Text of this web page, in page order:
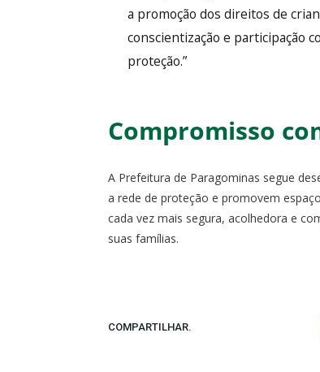
a promoção dos direitos de
conscientização e participação
proteção.”
Compromisso
A Prefeitura de Paragominas segue
a rede de proteção e promovem
cada vez mais segura, acolhedora e
suas famílias.
COMPARTILHAR.